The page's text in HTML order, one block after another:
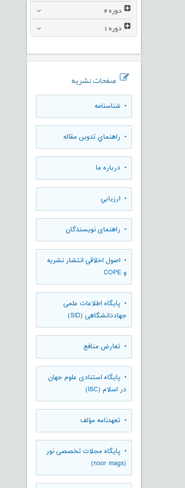
دوره
دوره
صفحات نشریه
• شناسنامه
• راهنماي تدوين مقاله
• درباره ما
• ارزيابي
• راهنمای نویسندگان
• اصول اخلاقی انتشار نشریه
و COPE
• پایگاه اطلاعات علمی
جهاددانشگاهی (SID)
• تعارض منافع
• پایگاه استنادی علوم جهان
در اسلام (ISC)
• تعهدنامه مؤلف
• پایگاه مجلات تخصصی نور
(noor mags)